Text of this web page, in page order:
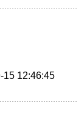
15 12:46:45